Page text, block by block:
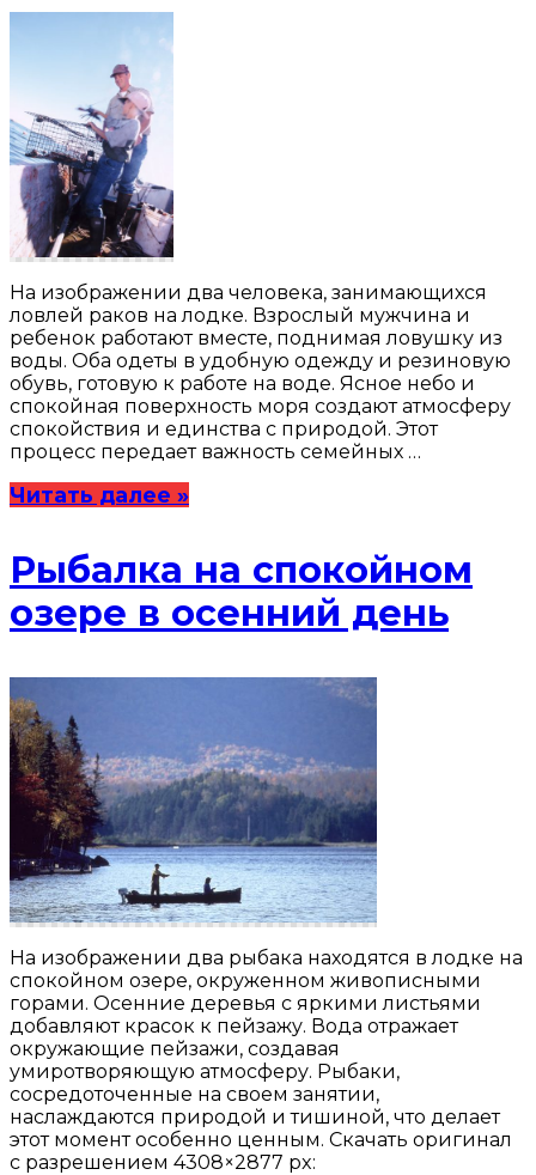
На изображении два человека, занимающихся
ловлей раков на лодке. Взрослый мужчина и
ребенок работают вместе, поднимая ловушку из
воды. Оба одеты в удобную одежду и резиновую
обувь, готовую к работе на воде. Ясное небо и
спокойная поверхность моря создают атмосферу
спокойствия и единства с природой. Этот
процесс передает важность семейных …
Читать далее »
Рыбалка на спокойном
озере в осенний день
На изображении два рыбака находятся в лодке на
спокойном озере, окруженном живописными
горами. Осенние деревья с яркими листьями
добавляют красок к пейзажу. Вода отражает
окружающие пейзажи, создавая
умиротворяющую атмосферу. Рыбаки,
сосредоточенные на своем занятии,
наслаждаются природой и тишиной, что делает
этот момент особенно ценным. Скачать оригинал
с разрешением 4308×2877 px: